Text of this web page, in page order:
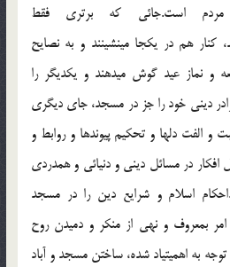
است.جائی که برتری فقط
کنار هم در یکجا می‏نشینند و به نصایح
و نماز عید گوش می‏دهند و یکدیگر را
دینی خود را جز در مسجد، جای دیگری
و الفت دلها و تحکیم پیوندها و روابط و
افکار در مسائل دینی و دنیائی و همدردی
اسلام و شرایع دین را در مسجد
امر بمعروف و نهی از منکر و دمیدن روح
مسلمین است.»[1] با توجه به اهمیت‏یاد شده، ساختن مسجد و آباد